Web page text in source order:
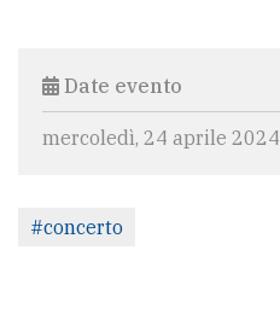
Date evento
mercoledì, 24 aprile 2024
#concerto